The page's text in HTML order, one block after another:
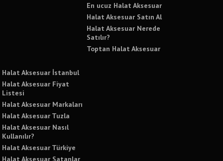
En ucuz Halat Aksesuar
Halat Aksesuar Satın Al
Halat Aksesuar Nerede
Satılır?
Toptan Halat Aksesuar
Halat Aksesuar İstanbul
Halat Aksesuar Fiyat
Listesi
Halat Aksesuar Markaları
Halat Aksesuar Tuzla
Halat Aksesuar Nasıl
Kullanılır?
Halat Aksesuar Türkiye
Halat Aksesuar Satanlar